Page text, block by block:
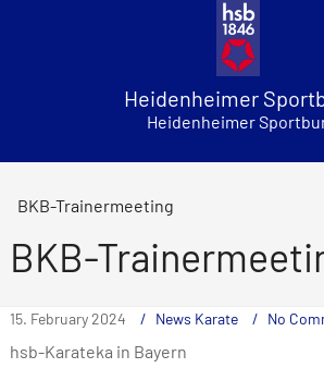
Heidenheimer
Heidenheimer
BKB-Trainermeeting
BKB-
15. February 2024 News Karate No
hsb-Karateka in Bayern